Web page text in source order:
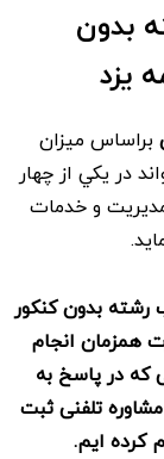
بدون
یزد
براساس ميزان
در يكي از چهار
و خدمات
رشته بدون کنکور
همزمان انجام
که در پاسخ به
تلفنی ثبت
کرده ایم.